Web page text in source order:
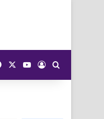
FacebookYouTube
Acceso